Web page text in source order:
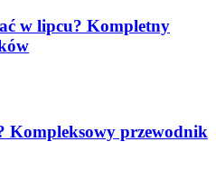
w lipcu? Kompletny
Kompleksowy przewodnik